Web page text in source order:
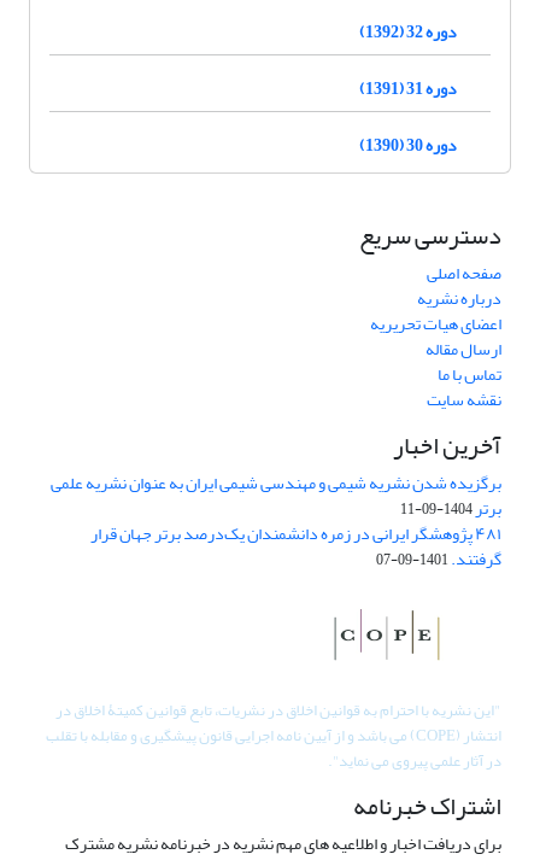
دوره 32 (1392)
دوره 31 (1391)
دوره 30 (1390)
دسترسی سریع
صفحه اصلی
درباره نشریه
اعضای هیات تحریریه
ارسال مقاله
تماس با ما
نقشه سایت
آخرین اخبار
برگزیده شدن نشریه شیمی و مهندسی شیمی ایران به عنوان نشریه علمی
برتر1404-09-11
۴۸۱ پژوهشگر ایرانی در زمره دانشمندان یک‌درصد برتر جهان قرار
گرفتند.1401-09-07
"این نشریه با احترام به قوانین اخلاق در نشریات، تابع قوانین کمیتۀ اخلاق در
انتشار (COPE) می باشد و از آیین نامه اجرایی قانون پیشگیری و مقابله با تقلب
در آثار علمی پیروی می نماید".
اشتراک خبرنامه
برای دریافت اخبار و اطلاعیه های مهم نشریه در خبرنامه نشریه مشترک